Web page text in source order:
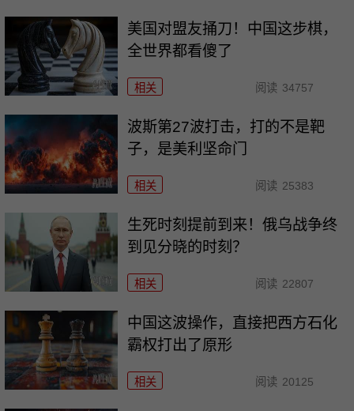
美国对盟友捅刀！中国这步棋，
全世界都看傻了
相关 阅读 34757
波斯第27波打击，打的不是靶
子，是美利坚命门
相关 阅读 25383
生死时刻提前到来！俄乌战争终
到见分晓的时刻？
相关 阅读 22807
中国这波操作，直接把西方石化
霸权打出了原形
相关 阅读 20125